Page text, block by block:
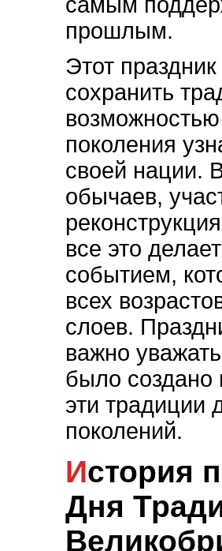
прошлым.
Этот
сохранить
поколения
своей нации.
обычаев,
все это
событием,
всех
слоев.
важно
было создано
эти традиции
поколений.
История происхождения
Дня